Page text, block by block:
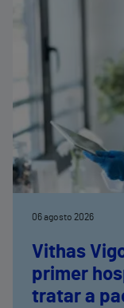
06 agosto 2026
Vithas
primer
tratar a